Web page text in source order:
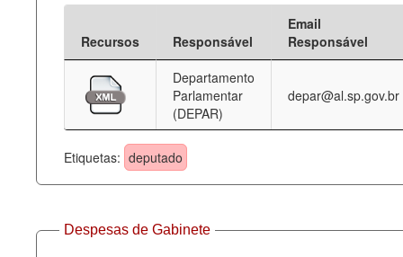
Catálogo de dados
Processo Legislativo
Deputados Estaduais
Administração
Legislação
Agenda
Perguntas frequentes
Recursos Responsável
Email
Responsável
Departamento
Parlamentar
(DEPAR)
depar@al.sp.gov.br
Etiquetas: deputado
Despesas de Gabinete